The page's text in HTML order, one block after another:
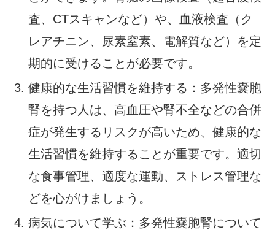
査、CTスキャンなど）や、血液検査（ク
レアチニン、尿素窒素、電解質など）を定
期的に受けることが必要です。
健康的な生活習慣を維持する：多発性嚢胞
腎を持つ人は、高血圧や腎不全などの合併
症が発生するリスクが高いため、健康的な
生活習慣を維持することが重要です。適切
な食事管理、適度な運動、ストレス管理な
どを心がけましょう。
病気について学ぶ：多発性嚢胞腎について